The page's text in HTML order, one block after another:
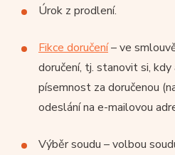
Úrok z prodlení.
Fikce doručení– ve
doručení, tj. stanovit si,
písemnost za doručenou
odeslání na e-mailovou
Výběr soudu – volbou